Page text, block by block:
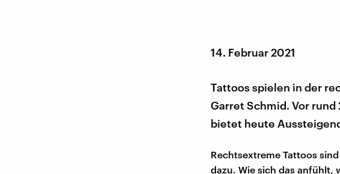
14. Februar 2021
Tattoos spielen in der
Garret Schmid. Vor
bietet heute
Rechtsextreme Tattoos
dazu. Wie sich das anfühlt,